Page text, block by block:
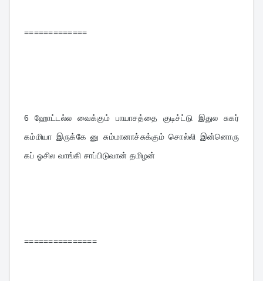
=============
6 ஹோட்டல்ல வைக்கும் பாயாசத்தை குடிச்ட்டு இதுல சுகர்
கம்மியா இருக்கே னு சும்மானாச்சுக்கும் சொல்லி இன்னொரு
கப் ஓசில வாங்கி சாப்பிடுவான் தமிழன்
===============